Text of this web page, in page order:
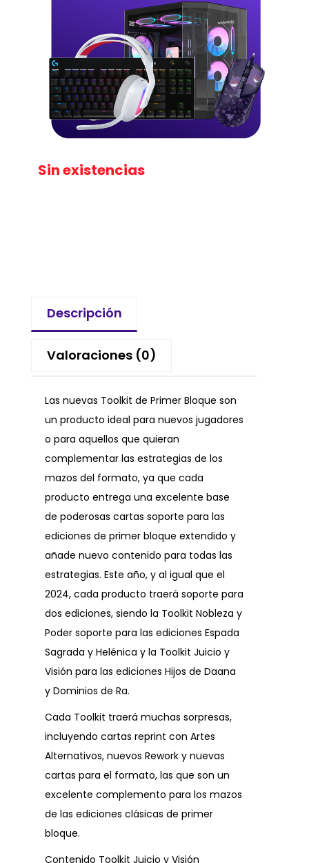
Sin existencias
Descripción
Valoraciones (0)
Las nuevas Toolkit de Primer Bloque son
un producto ideal para nuevos jugadores
o para aquellos que quieran
complementar las estrategias de los
mazos del formato, ya que cada
producto entrega una excelente base
de poderosas cartas soporte para las
ediciones de primer bloque extendido y
añade nuevo contenido para todas las
estrategias. Este año, y al igual que el
2024, cada producto traerá soporte para
dos ediciones, siendo la Toolkit Nobleza y
Poder soporte para las ediciones Espada
Sagrada y Helénica y la Toolkit Juicio y
Visión para las ediciones Hijos de Daana
y Dominios de Ra.
Cada Toolkit traerá muchas sorpresas,
incluyendo cartas reprint con Artes
Alternativos, nuevos Rework y nuevas
cartas para el formato, las que son un
excelente complemento para los mazos
de las ediciones clásicas de primer
bloque.
Contenido Toolkit Juicio y Visión